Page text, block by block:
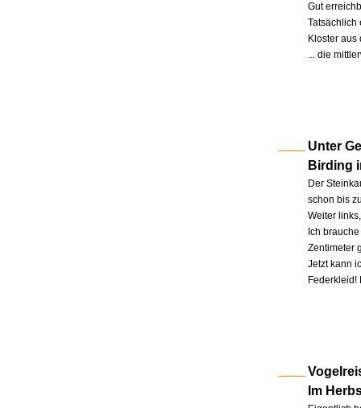
Gut
Tatsächlich
Kloster
... die
Unter
Birding
Der
schon bis
Weiter
Ich
Zentimeter
Jetzt kann
Im